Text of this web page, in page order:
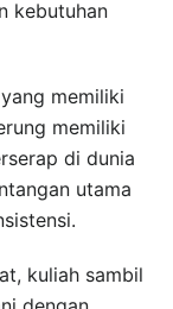
kebutuhan
memiliki
memiliki
di dunia
utama
kuliah sambil